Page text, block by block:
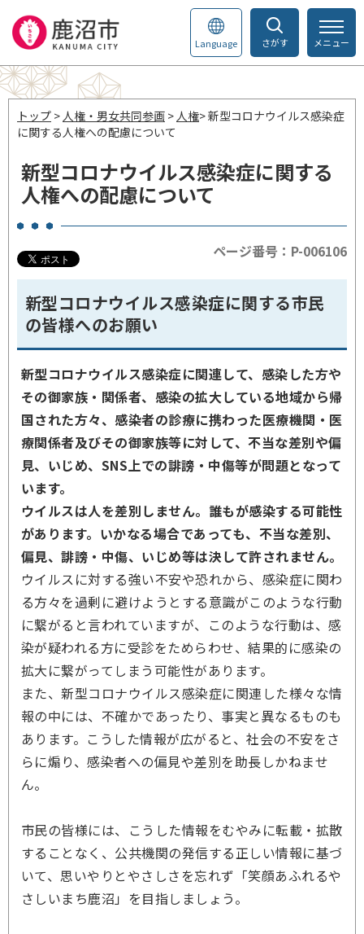
さがす
Language メニュー
トップ >人権・男女共同参画 >人権> 新型コロナウイルス感染症
に関する人権への配慮について
新型コロナウイルス感染症に関する
人権への配慮について
ページ番号：P-006106
新型コロナウイルス感染症に関する市民
の皆様へのお願い
新型コロナウイルス感染症に関連して、感染した方や
その御家族・関係者、感染の拡大している地域から帰
国された方々、感染者の診療に携わった医療機関・医
療関係者及びその御家族等に対して、不当な差別や偏
見、いじめ、SNS上での誹謗・中傷等が問題となって
います。
ウイルスは人を差別しません。誰もが感染する可能性
があります。いかなる場合であっても、不当な差別、
偏見、誹謗・中傷、いじめ等は決して許されません。
ウイルスに対する強い不安や恐れから、感染症に関わ
る方々を過剰に避けようとする意識がこのような行動
に繋がると言われていますが、このような行動は、感
染が疑われる方に受診をためらわせ、結果的に感染の
拡大に繋がってしまう可能性があります。
また、新型コロナウイルス感染症に関連した様々な情
報の中には、不確かであったり、事実と異なるものも
あります。こうした情報が広がると、社会の不安をさ
らに煽り、感染者への偏見や差別を助長しかねませ
ん。
市民の皆様には、こうした情報をむやみに転載・拡散
することなく、公共機関の発信する正しい情報に基づ
いて、思いやりとやさしさを忘れず「笑顔あふれるや
さしいまち鹿沼」を目指しましょう。